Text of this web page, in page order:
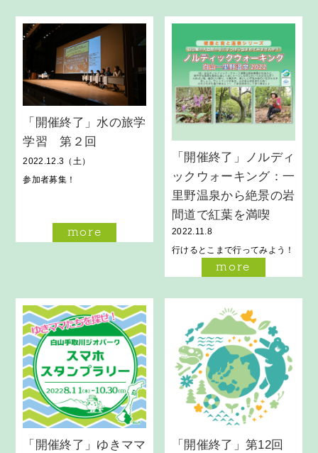
「開催終了」水の旅学
学習 第２回
2022.12.3（土）
参加者募集！
more
「開催終了」ノルディ
ックウォーキング：一
里野温泉から絶景の岩
間道で紅葉を満喫
2022.11.8
行けるとこまで行ってみよう！
more
「開催終了」ゆきママ
「開催終了」第12回